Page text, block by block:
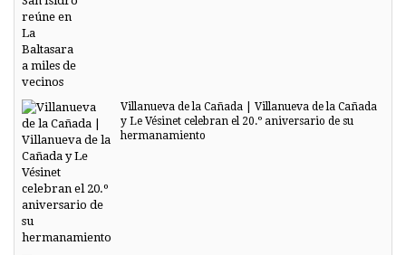
Villanueva de la Cañada | Villanueva de la Cañada
y Le Vésinet celebran el 20.º aniversario de su
hermanamiento